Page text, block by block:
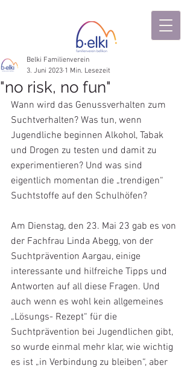
"no risk, no fun"
Belki Familienverein
3. Juni 2023 1 Min. Lesezeit
Wann wird das Genussverhalten zum
Suchtverhalten? Was tun, wenn
Jugendliche beginnen Alkohol, Tabak
und Drogen zu testen und damit zu
experimentieren? Und was sind
eigentlich momentan die „trendigen“
Suchtstoffe auf den Schulhöfen?
Am Dienstag, den 23. Mai 23 gab es von
der Fachfrau Linda Abegg, von der
Suchtprävention Aargau, einige
interessante und hilfreiche Tipps und
Antworten auf all diese Fragen. Und
auch wenn es wohl kein allgemeines
„Lösungs- Rezept“ für die
Suchtprävention bei Jugendlichen gibt,
so wurde einmal mehr klar, wie wichtig
es ist „in Verbindung zu bleiben“, aber